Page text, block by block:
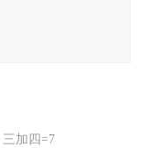
加四=7